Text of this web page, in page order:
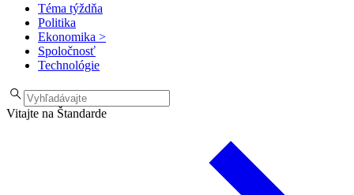
Téma týždňa
Politika
Ekonomika >
Spoločnosť
Technológie
Vitajte na Štandarde